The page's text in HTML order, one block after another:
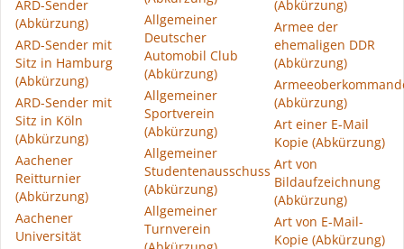
ARD-Sender
(Abkürzung)
ARD-Sender mit
Sitz in Hamburg
(Abkürzung)
ARD-Sender mit
Sitz in Köln
(Abkürzung)
Aachener
Reitturnier
(Abkürzung)
Aachener
Universität
Allgemeiner
Deutscher
Automobil Club
(Abkürzung)
Allgemeiner
Sportverein
(Abkürzung)
Allgemeiner
Studentenausschuss
(Abkürzung)
Allgemeiner
Turnverein
(Abkürzung)
Armee der
ehemaligen DDR
(Abkürzung)
(Abkürzung)
Art einer E-Mail
Kopie (Abkürzung)
Art von
Bildaufzeichnung
(Abkürzung)
Art von E-Mail-
Kopie (Abkürzung)